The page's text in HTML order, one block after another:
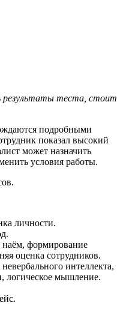
результаты теста, стоит
подробными
показал высокий
может назначить
условия работы.
личности.
наём, формирование
оценка сотрудников.
интеллекта,
логическое мышление.